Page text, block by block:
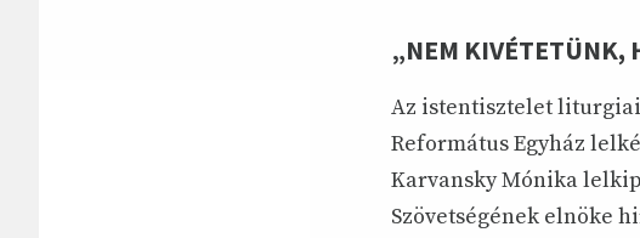
„NEM KIVÉTETÜNK,
Az istentisztelet liturgiai
Református Egyház
Karvansky Mónika
Szövetségének elnöke